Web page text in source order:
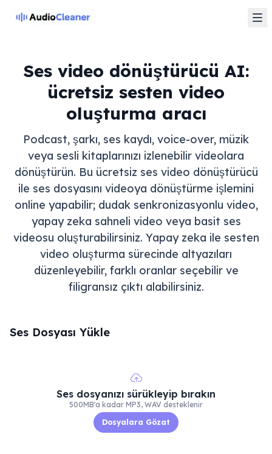
Ses video dönüştürücü AI:
ücretsiz sesten video
oluşturma aracı
Podcast, şarkı, ses kaydı, voice-over, müzik
veya sesli kitaplarınızı izlenebilir videolara
dönüştürün. Bu ücretsiz ses video dönüştürücü
ile ses dosyasını videoya dönüştürme işlemini
online yapabilir; dudak senkronizasyonlu video,
yapay zeka sahneli video veya basit ses
videosu oluşturabilirsiniz. Yapay zeka ile sesten
video oluşturma sürecinde altyazıları
düzenleyebilir, farklı oranlar seçebilir ve
filigransız çıktı alabilirsiniz.
Ses Dosyası Yükle
Ses dosyanızı sürükleyip bırakın
500MB'a kadar MP3, WAV desteklenir
Dosyalara Gözat